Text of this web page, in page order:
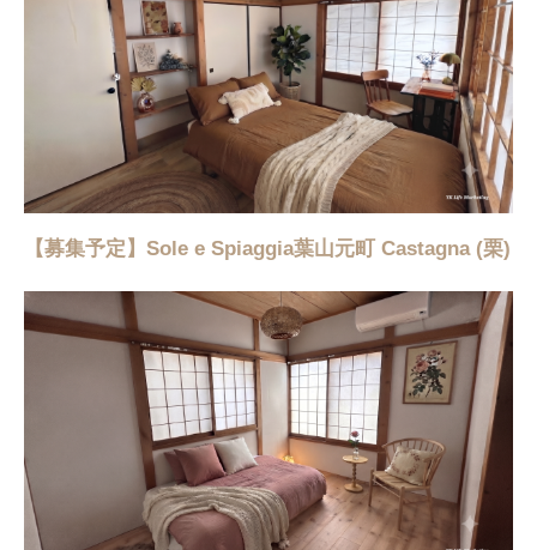
【募集予定】Sole e Spiaggia葉山元町 Castagna (栗)